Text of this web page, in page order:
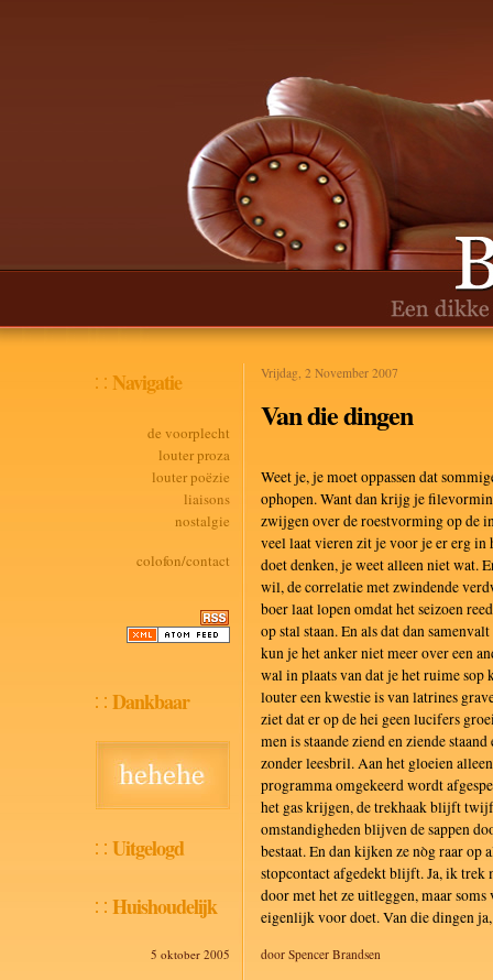
Navigatie
de voorplecht
louter proza
louter poëzie
liaisons
nostalgie
colofon/contact
Dankbaar
Uitgelogd
Huishoudelijk
5 oktober 2005
Vrijdag, 2 November 2007
Van die dingen
Weet je, je moet oppassen dat
ophopen. Want dan krijg je
zwijgen over de roestvorming op de
veel laat vieren zit je voor je er erg in
doet denken, je weet alleen niet wat.
wil, de correlatie met zwindende
boer laat lopen omdat het seizoen
op stal staan. En als dat dan
kun je het anker niet meer over een
wal in plaats van dat je het ruime sop
louter een kwestie is van latrines
ziet dat er op de hei geen lucifers
men is staande ziend en ziende
zonder leesbril. Aan het gloeien
programma omgekeerd wordt
het gas krijgen, de trekhaak blijft
omstandigheden blijven de sappen
bestaat. En dan kijken ze nòg raar op
stopcontact afgedekt blijft. Ja, ik trek
door met het ze uitleggen, maar
eigenlijk voor doet. Van die dingen
door Spencer Brandsen